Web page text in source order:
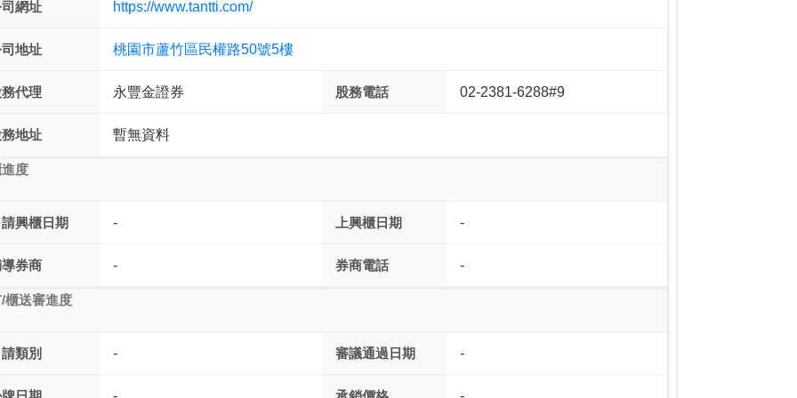
網址 https://www.tantti.com/
地址 桃園市蘆竹區民權路50號5樓
代理 永豐金證券 股務電話 02-2381-6288#9
地址 暫無資料
度
興櫃日期 - 上興櫃日期 -
券商 - 券商電話 -
櫃送審進度
類別 - 審議通過日期 -